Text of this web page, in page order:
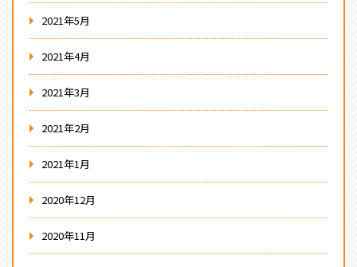
2021年5月
2021年4月
2021年3月
2021年2月
2021年1月
2020年12月
2020年11月